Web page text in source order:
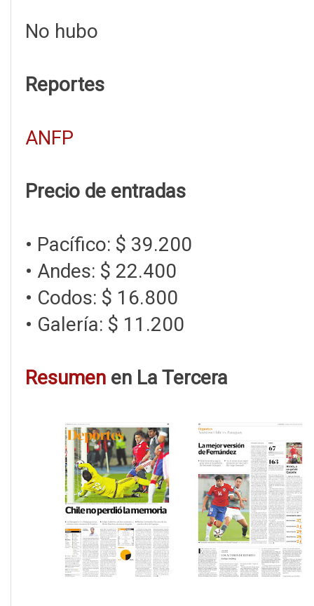
No hubo
Reportes
ANFP
Precio de entradas
• Pacífico: $ 39.200
• Andes: $ 22.400
• Codos: $ 16.800
• Galería: $ 11.200
Resumen en La Tercera